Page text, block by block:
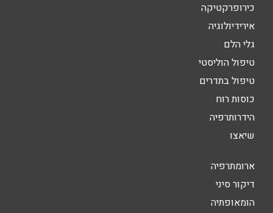
כירופרקטיקה
אירידיולוגיה
גלי הלם
טיפול הוליסטי
טיפול בתדרים
כוסות רוח
הידרותרפיה
שיאצו
ארומתרפיה
דיקור סיני
הומאופתיה